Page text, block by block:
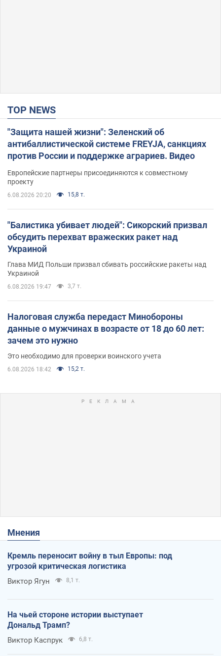
TOP NEWS
"Защита нашей жизни": Зеленский об
антибаллистической системе FREYJA, санкциях
против России и поддержке аграриев. Видео
Европейские партнеры присоединяются к совместному
проекту
6.08.2026 20:20 15,8 т.
"Балистика убивает людей": Сикорский призвал
обсудить перехват вражеских ракет над
Украиной
Глава МИД Польши призвал сбивать российские ракеты над
Украиной
6.08.2026 19:47 3,7 т.
Налоговая служба передаст Минобороны
данные о мужчинах в возрасте от 18 до 60 лет:
зачем это нужно
Это необходимо для проверки воинского учета
6.08.2026 18:42 15,2 т.
Мнения
Кремль переносит войну в тыл Европы: под
угрозой критическая логистика
Виктор Ягун 8,1 т.
На чьей стороне истории выступает
Дональд Трамп?
Виктор Каспрук 6,8 т.